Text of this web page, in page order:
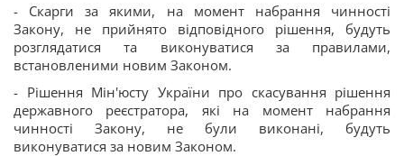
- Скарги за якими, на момент набрання чинності
Закону, не прийнято відповідного рішення, будуть
розглядатися та виконуватися за правилами,
встановленими новим Законом.
- Рішення Мін'юсту України про скасування рішення
державного реєстратора, які на момент набрання
чинності Закону, не були виконані, будуть
виконуватися за новим Законом.